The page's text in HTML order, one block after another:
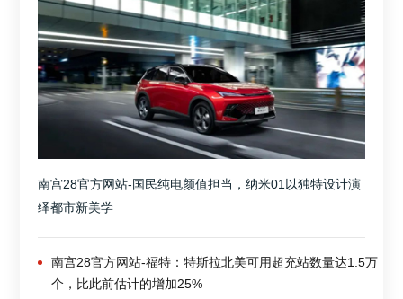
南宫28官方网站-国民纯电颜值担当，纳米01以独特设计演
绎都市新美学
南宫28官方网站-福特：特斯拉北美可用超充站数量达1.5万
个，比此前估计的增加25%